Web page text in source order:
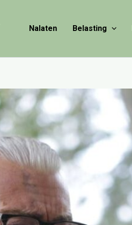
Nalaten Belasting